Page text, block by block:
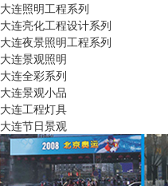
大连照明工程系列
大连亮化工程设计系列
大连夜景照明工程系列
大连景观照明
大连全彩系列
大连景观小品
大连工程灯具
大连节日景观